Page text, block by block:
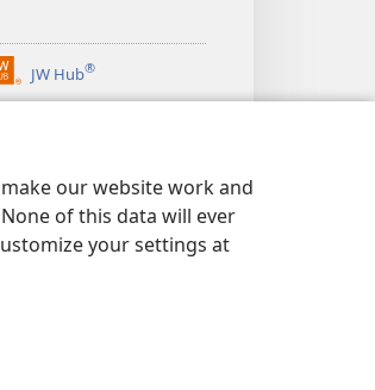
our website work and
of this data will ever
your settings at
JW Hub®